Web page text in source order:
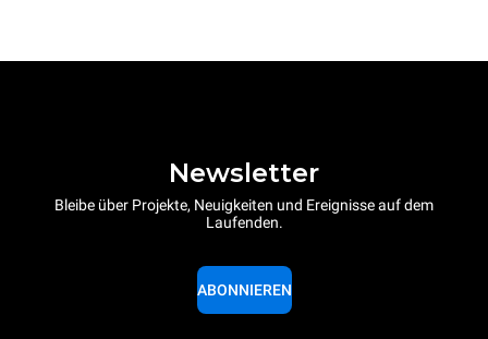
Newsletter
Bleibe über Projekte, Neuigkeiten und Ereignisse auf dem
Laufenden.
ABONNIEREN